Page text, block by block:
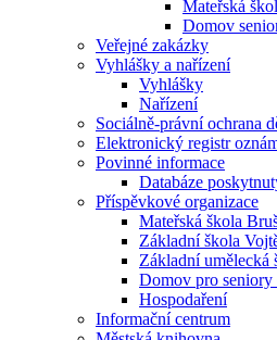
Mateřská
Domov
Veřejné zakázky
Vyhlášky a nařízení
Vyhlášky
Nařízení
Sociálně-právní ochrana
Elektronický registr
Povinné informace
Databáze
Příspěvkové organizace
Mateřská škola
Základní škola
Základní umělecká
Domov pro seniory
Hospodaření
Informační centrum